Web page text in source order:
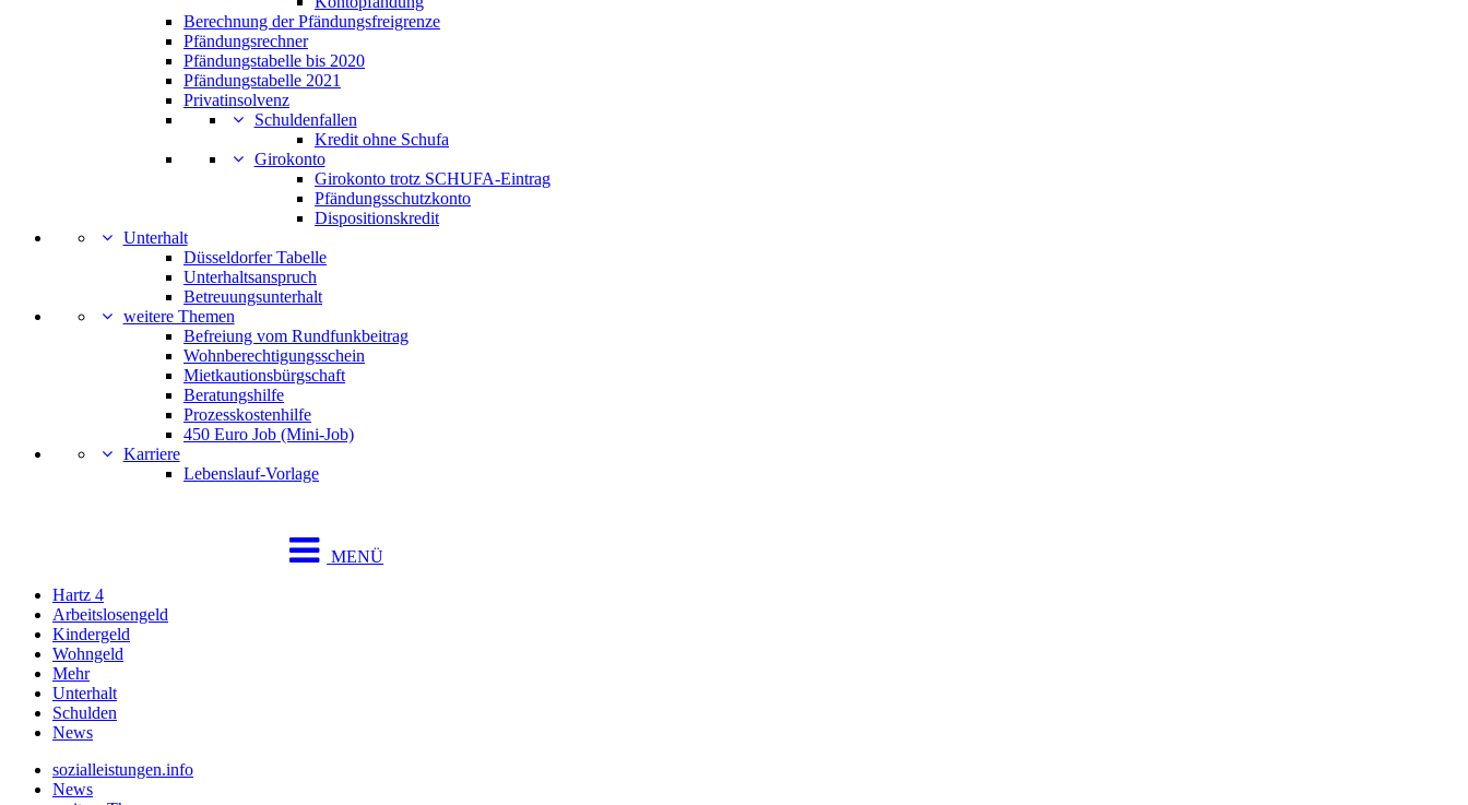
Berechnung der Pfändungsfreigrenze
Pfändungsrechner
Pfändungstabelle bis 2020
Pfändungstabelle 2021
Privatinsolvenz
Schuldenfallen
Kredit ohne Schufa
Girokonto
Girokonto trotz SCHUFA-Eintrag
Pfändungsschutzkonto
Dispositionskredit
Unterhalt
Düsseldorfer Tabelle
Unterhaltsanspruch
Betreuungsunterhalt
weitere Themen
Befreiung vom Rundfunkbeitrag
Wohnberechtigungsschein
Mietkautionsbürgschaft
Beratungshilfe
Prozesskostenhilfe
450 Euro Job (Mini-Job)
Karriere
Lebenslauf-Vorlage
MENÜ
Hartz 4
Arbeitslosengeld
Kindergeld
Wohngeld
Mehr
Unterhalt
Schulden
News
sozialleistungen.info
News